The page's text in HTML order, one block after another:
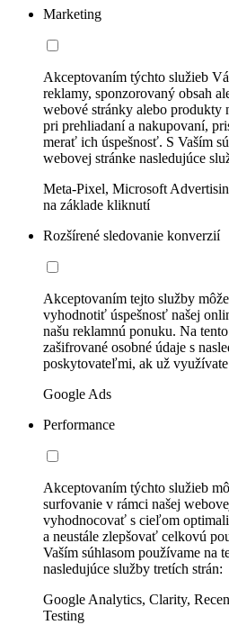
Marketing
Akceptovaním týchto služieb
reklamy, sponzorovaný obsah
webové stránky alebo produkty
pri prehliadaní a nakupovaní,
merať ich úspešnosť. S Vaším
webovej stránke nasledujúce
Meta-Pixel, Microsoft
na základe kliknutí
Rozšírené sledovanie konverzií
Akceptovaním tejto služby
vyhodnotiť úspešnosť našej
našu reklamnú ponuku. Na
zašifrované osobné údaje s
poskytovateľmi, ak už
Google Ads
Performance
Akceptovaním týchto služieb
surfovanie v rámci našej
vyhodnocovať s cieľom
a neustále zlepšovať celkovú
Vaším súhlasom používame na
nasledujúce služby tretích strán:
Google Analytics, Clarity,
Testing